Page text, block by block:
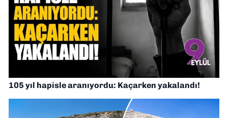
105 yıl hapisle aranıyordu: Kaçarken yakalandı!